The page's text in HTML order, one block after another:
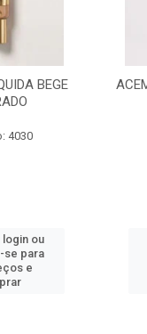
CUT
500 ML
4026
login ou
se para
e